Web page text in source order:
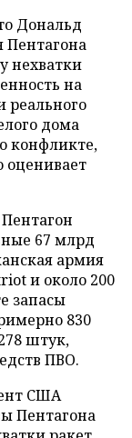
Дональд
Пентагона
нехватки
на
реального
дома
конфликте,
оценивает
67 млрд
армия
и около 200
запасы
830
штук,
ПВО.
США
Пентагона